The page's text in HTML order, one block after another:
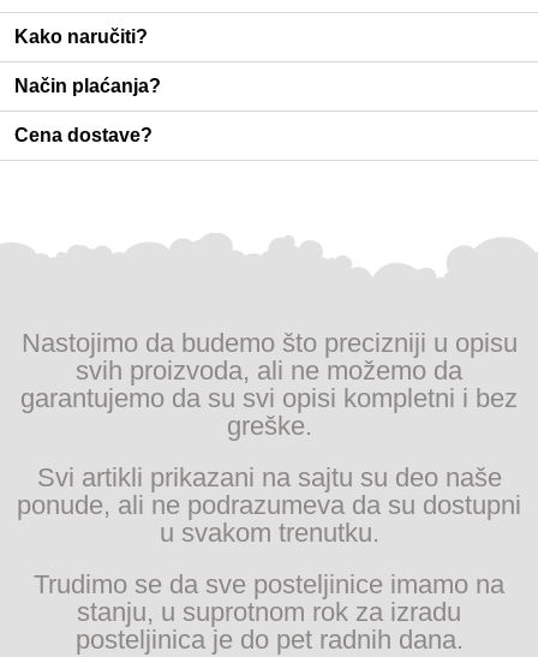
Kako naručiti?
Način plaćanja?
Cena dostave?
Nastojimo da budemo što precizniji u opisu
svih proizvoda, ali ne možemo da
garantujemo da su svi opisi kompletni i bez
greške.
Svi artikli prikazani na sajtu su deo naše
ponude, ali ne podrazumeva da su dostupni
u svakom trenutku.
Trudimo se da sve posteljinice imamo na
stanju, u suprotnom rok za izradu
posteljinica je do pet radnih dana.